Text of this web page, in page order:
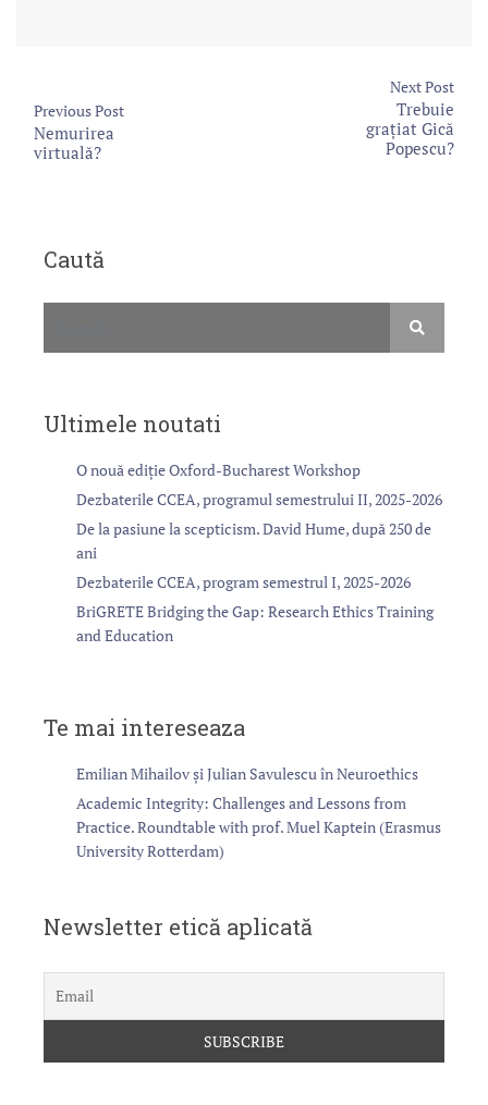
Previous Post
Nemurirea
virtuală?
Next Post
Trebuie
grațiat Gică
Popescu?
Caută
Ultimele noutati
O nouă ediție Oxford-Bucharest Workshop
Dezbaterile CCEA, programul semestrului II, 2025-2026
De la pasiune la scepticism. David Hume, după 250 de
ani
Dezbaterile CCEA, program semestrul I, 2025-2026
BriGRETE Bridging the Gap: Research Ethics Training
and Education
Te mai intereseaza
Emilian Mihailov și Julian Savulescu în Neuroethics
Academic Integrity: Challenges and Lessons from
Practice. Roundtable with prof. Muel Kaptein (Erasmus
University Rotterdam)
Newsletter etică aplicată